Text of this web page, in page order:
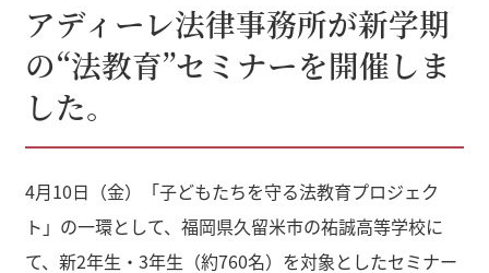
アディーレ法律事務所が新学期
の“法教育”セミナーを開催しま
した。
4月10日（金）「子どもたちを守る法教育プロジェク
ト」の一環として、福岡県久留米市の祐誠高等学校に
て、新2年生・3年生（約760名）を対象としたセミナー